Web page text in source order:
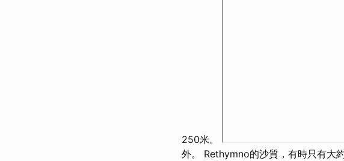
250米。
外。 Rethymno的沙質，有時只有大